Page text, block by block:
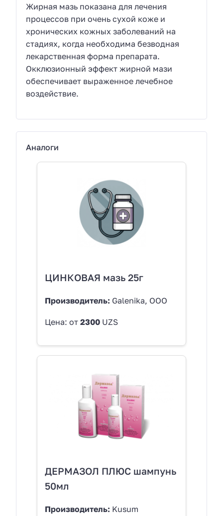
Жирная мазь показана для лечения
процессов при очень сухой коже и
хронических кожных заболеваний на
стадиях, когда необходима безводная
лекарственная форма препарата.
Окклюзионный эффект жирной мази
обеспечивает выраженное лечебное
воздействие.
Аналоги
ЦИНКОВАЯ мазь 25г
Производитель: Galenika, OOO
Цена: от 2300 UZS
ДЕРМАЗОЛ ПЛЮС шампунь
50мл
Производитель: Kusum